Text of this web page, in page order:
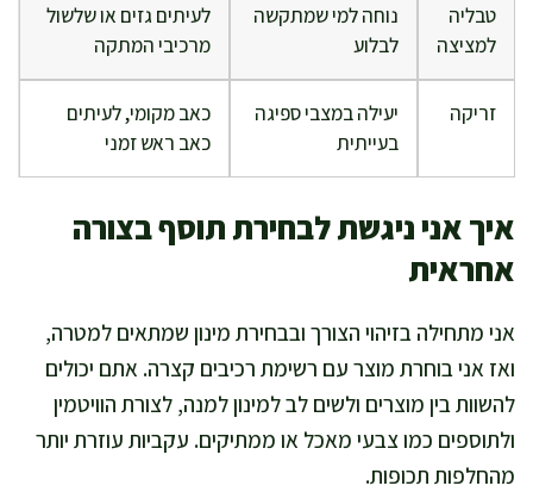
טבליה
למציצה
נוחה למי שמתקשה
לבלוע
לעיתים גזים או שלשול
מרכיבי המתקה
זריקה
יעילה במצבי ספיגה
בעייתית
כאב מקומי, לעיתים
כאב ראש זמני
איך אני ניגשת לבחירת תוסף בצורה
אחראית
אני מתחילה בזיהוי הצורך ובבחירת מינון שמתאים למטרה,
ואז אני בוחרת מוצר עם רשימת רכיבים קצרה. אתם יכולים
להשוות בין מוצרים ולשים לב למינון למנה, לצורת הוויטמין
ולתוספים כמו צבעי מאכל או ממתיקים. עקביות עוזרת יותר
מהחלפות תכופות.